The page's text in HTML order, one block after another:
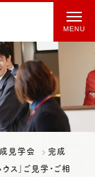
見学会
完成
ス」ご見学・ご相
t
o
g
g
l
e